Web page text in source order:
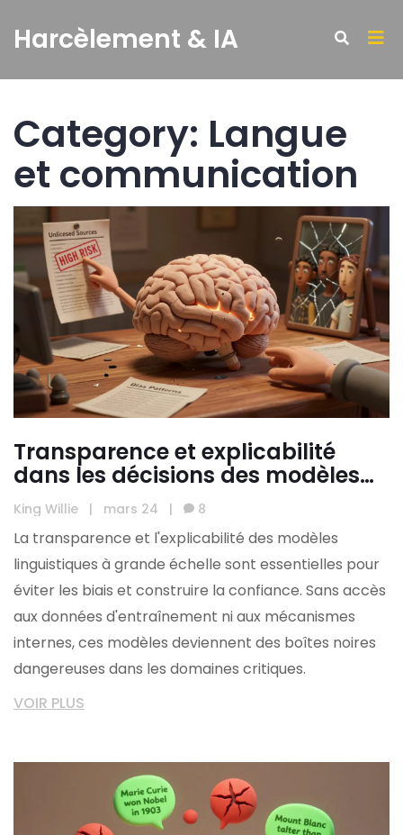
Harcèlement & IA
Category: Langue
et communication
Transparence et explicabilité
dans les décisions des modèles
linguistiques à grande échelle
King Willie | mars 24 | 8
La transparence et l'explicabilité des modèles
linguistiques à grande échelle sont essentielles pour
éviter les biais et construire la confiance. Sans accès
aux données d'entraînement ni aux mécanismes
internes, ces modèles deviennent des boîtes noires
dangereuses dans les domaines critiques.
VOIR PLUS